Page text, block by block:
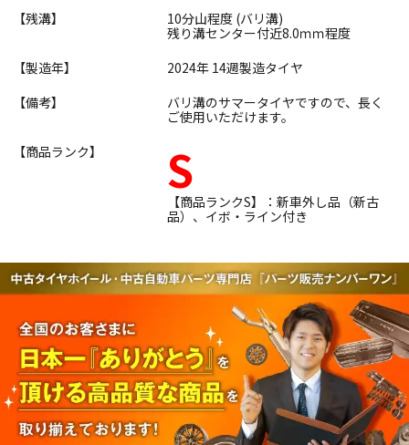
【残溝】
10分山程度 (バリ溝)
残り溝センター付近8.0ｍｍ程度
【製造年】
2024年 14週製造タイヤ
【備考】
バリ溝のサマータイヤですので、長く
ご使用いただけます。
【商品ランク】
S
【商品ランクS】：新車外し品（新古
品）、イボ・ライン付き